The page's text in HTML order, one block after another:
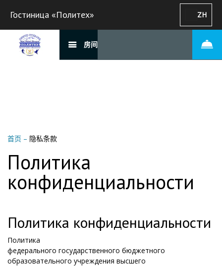
Гостиница «Политех» ZH
房间
首页 – 隐私条款
Политика
конфиденциальности
Политика конфиденциальности
Политика
федерального государственного бюджетного
образовательного учреждения высшего